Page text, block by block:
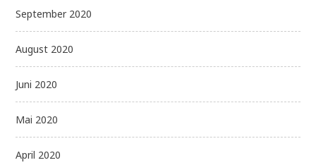
September 2020
August 2020
Juni 2020
Mai 2020
April 2020